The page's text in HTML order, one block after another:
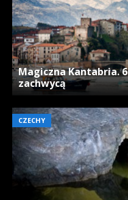
Magiczna Kantabria.
zachwycą
CZECHY